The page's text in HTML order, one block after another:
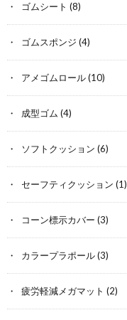
ゴムシート (8)
ゴムスポンジ (4)
アメゴムロール(10)
成型ゴム (4)
ソフトクッション (6)
セーフティクッション (1)
コーン標示カバー (3)
カラープラポール(3)
疲労軽減メガマット (2)